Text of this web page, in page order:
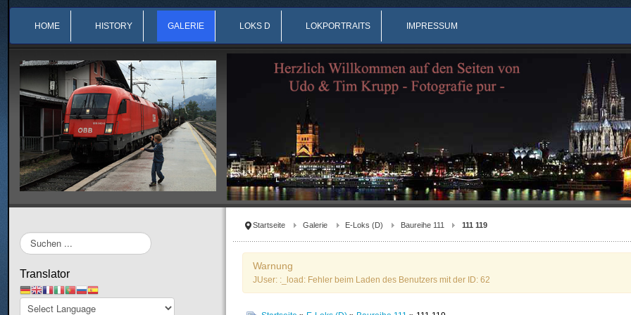
HOME HISTORY GALERIE LOKS D LOKPORTRAITS IMPRESSUM
Startseite Galerie E-Loks (D) Baureihe 111 111 119
Warnung
JUser: :_load: Fehler beim Laden des Benutzers mit der ID: 62
Suchen
...
Translator